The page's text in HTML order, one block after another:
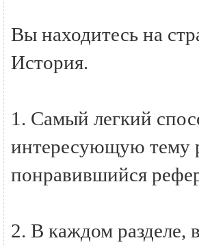
Вы находитесь на
История.
1. Самый легкий
интересующую тему
понравившийся
2. В каждом разделе,